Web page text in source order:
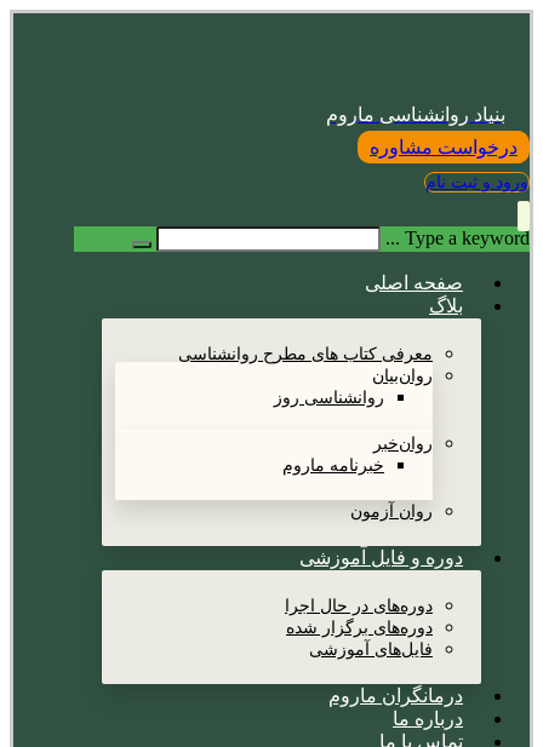
بنیاد روانشناسی ماروم
درخواست مشاوره
ورود و ثبت نام
Type a keyword ...
صفحه اصلی
بلاگ
معرفی کتاب های مطرح روانشناسی
روان‌بیان
روانشناسی روز
روان‌خبر
خبرنامه ماروم
روان آزمون
دوره و فایل آموزشی
دوره‌های در حال اجرا
دوره‌های برگزار شده
فایل‌های آموزشی
درمانگران ماروم
درباره ما
تماس با ما